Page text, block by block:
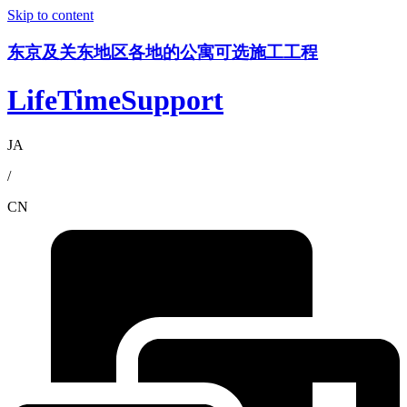
Skip to content
东京及关东地区各地的公寓可选施工工程
LifeTimeSupport
JA
/
CN